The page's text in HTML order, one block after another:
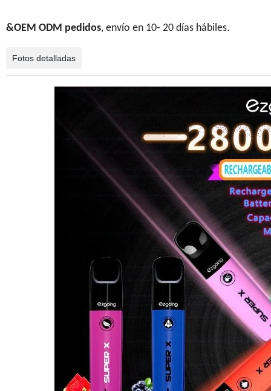
&OEM ODM pedidos, envío en 10- 20 días hábiles.
Fotos detalladas